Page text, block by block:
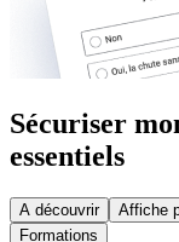
Sécuriser
essentiels
A découvrir Affiche
Formations